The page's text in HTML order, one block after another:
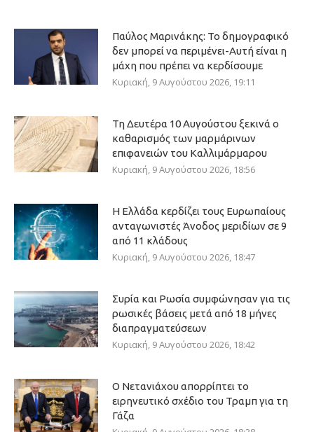
Παύλος Μαρινάκης: Το δημογραφικό
δεν μπορεί να περιμένει-Αυτή είναι η
μάχη που πρέπει να κερδίσουμε
Κυριακή, 9 Αυγούστου 2026, 19:11
Τη Δευτέρα 10 Αυγούστου ξεκινά ο
καθαρισμός των μαρμάρινων
επιφανειών του Καλλιμάρμαρου
Κυριακή, 9 Αυγούστου 2026, 18:56
Η Ελλάδα κερδίζει τους Ευρωπαίους
ανταγωνιστές Άνοδος μεριδίων σε 9
από 11 κλάδους
Κυριακή, 9 Αυγούστου 2026, 18:47
Συρία και Ρωσία συμφώνησαν για τις
ρωσικές βάσεις μετά από 18 μήνες
διαπραγματεύσεων
Κυριακή, 9 Αυγούστου 2026, 18:42
Ο Νετανιάχου απορρίπτει το
ειρηνευτικό σχέδιο του Τραμπ για τη
Γάζα